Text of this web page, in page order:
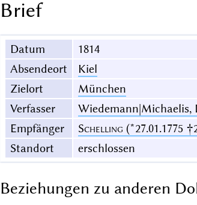
Brief
Datum
1814
Absendeort
Kiel
Zielort
München
Verfasser
Wiedemann|Michaelis,
Empfänger
Schelling (*27.01.1775
Standort
erschlossen
Beziehungen zu anderen